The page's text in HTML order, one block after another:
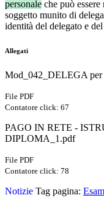
personale che può
soggetto munito di
identità del delegato e
Allegati
Mod_042_DELEGA
File PDF
Contatore click: 67
PAGO IN RETE -
DIPLOMA_1.pdf
File PDF
Contatore click: 78
Notizie Tag pagina: